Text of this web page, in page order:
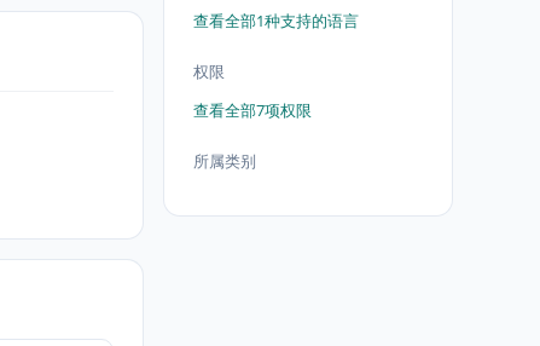
查看全部1种支持的语言
权限
查看全部7项权限
所属类别